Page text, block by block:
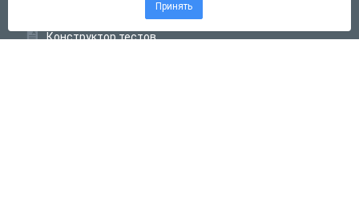
Конструктор тестов
Принять